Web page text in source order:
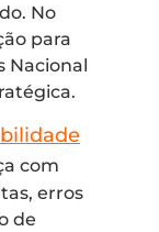
No
para
Nacional
com
erros
de